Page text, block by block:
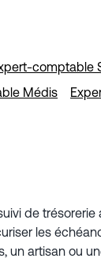
comptable
Médis
de
les
un artisan ou